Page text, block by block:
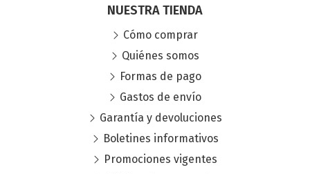
NUESTRA TIENDA
Cómo comprar
Quiénes somos
Formas de pago
Gastos de envío
Garantía y devoluciones
Boletines informativos
Promociones vigentes